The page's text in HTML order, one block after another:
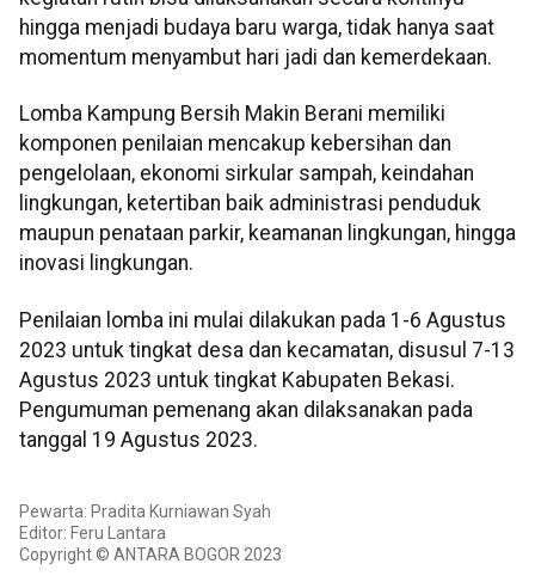
hingga menjadi budaya baru warga, tidak hanya saat
momentum menyambut hari jadi dan kemerdekaan.
Lomba Kampung Bersih Makin Berani memiliki
komponen penilaian mencakup kebersihan dan
pengelolaan, ekonomi sirkular sampah, keindahan
lingkungan, ketertiban baik administrasi penduduk
maupun penataan parkir, keamanan lingkungan, hingga
inovasi lingkungan.
Penilaian lomba ini mulai dilakukan pada 1-6 Agustus
2023 untuk tingkat desa dan kecamatan, disusul 7-13
Agustus 2023 untuk tingkat Kabupaten Bekasi.
Pengumuman pemenang akan dilaksanakan pada
tanggal 19 Agustus 2023.
Pewarta: Pradita Kurniawan Syah
Editor: Feru Lantara
Copyright © ANTARA BOGOR 2023